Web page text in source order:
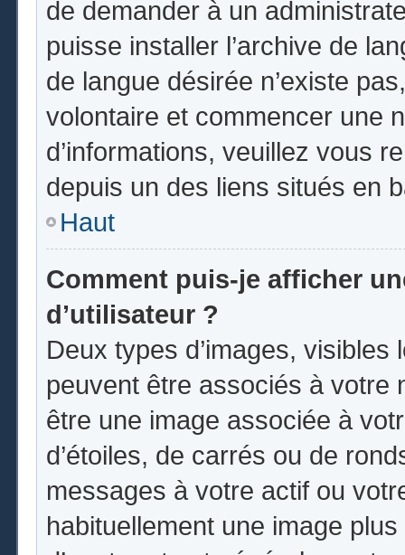
de demander à un
puisse installer l’archive de
de langue désirée n’existe
volontaire et commencer une
d’informations, veuillez vous
depuis un des liens situés en
Haut
Comment puis-je afficher
d’utilisateur ?
Deux types d’images,
peuvent être associés à votre
être une image associée à
d’étoiles, de carrés ou de
messages à votre actif ou
habituellement une image